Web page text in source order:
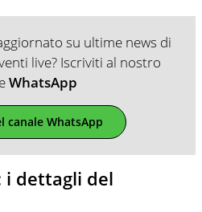
su ultime news di
live? Iscriviti al nostro
WhatsApp
canale WhatsApp
i dettagli del